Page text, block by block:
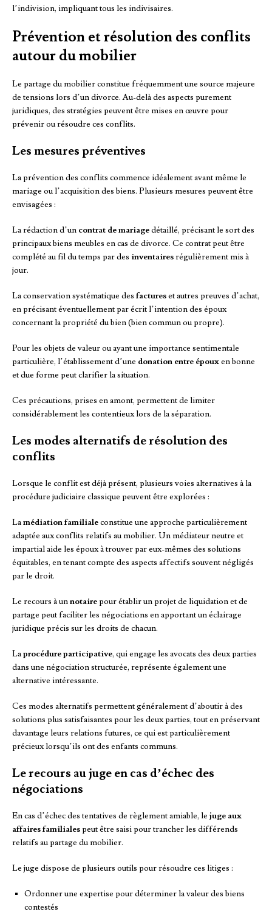
l’indivision, impliquant tous les indivisaires.
Prévention et résolution des conflits
autour du mobilier
Le partage du mobilier constitue fréquemment une source majeure
de tensions lors d’un divorce. Au-delà des aspects purement
juridiques, des stratégies peuvent être mises en œuvre pour
prévenir ou résoudre ces conflits.
Les mesures préventives
La prévention des conflits commence idéalement avant même le
mariage ou l’acquisition des biens. Plusieurs mesures peuvent être
envisagées :
La rédaction d’un contrat de mariagedétaillé, précisant le sort des
principaux biens meubles en cas de divorce. Ce contrat peut être
complété au fil du temps par des inventairesrégulièrement mis à
jour.
La conservation systématique des factureset autres preuves d’achat,
en précisant éventuellement par écrit l’intention des époux
concernant la propriété du bien (bien commun ou propre).
Pour les objets de valeur ou ayant une importance sentimentale
particulière, l’établissement d’une donation entre épouxen bonne
et due forme peut clarifier la situation.
Ces précautions, prises en amont, permettent de limiter
considérablement les contentieux lors de la séparation.
Les modes alternatifs de résolution des
conflits
Lorsque le conflit est déjà présent, plusieurs voies alternatives à la
procédure judiciaire classique peuvent être explorées :
Lamédiation familialeconstitue une approche particulièrement
adaptée aux conflits relatifs au mobilier. Un médiateur neutre et
impartial aide les époux à trouver par eux-mêmes des solutions
équitables, en tenant compte des aspects affectifs souvent négligés
par le droit.
Le recours à unnotairepour établir un projet de liquidation et de
partage peut faciliter les négociations en apportant un éclairage
juridique précis sur les droits de chacun.
Laprocédure participative, qui engage les avocats des deux parties
dans une négociation structurée, représente également une
alternative intéressante.
Ces modes alternatifs permettent généralement d’aboutir à des
solutions plus satisfaisantes pour les deux parties, tout en préservant
davantage leurs relations futures, ce qui est particulièrement
précieux lorsqu’ils ont des enfants communs.
Le recours au juge en cas d’échec des
négociations
En cas d’échec des tentatives de règlement amiable, le juge aux
affaires familialespeut être saisi pour trancher les différends
relatifs au partage du mobilier.
Le juge dispose de plusieurs outils pour résoudre ces litiges :
Ordonner une expertise pour déterminer la valeur des biens
contestés